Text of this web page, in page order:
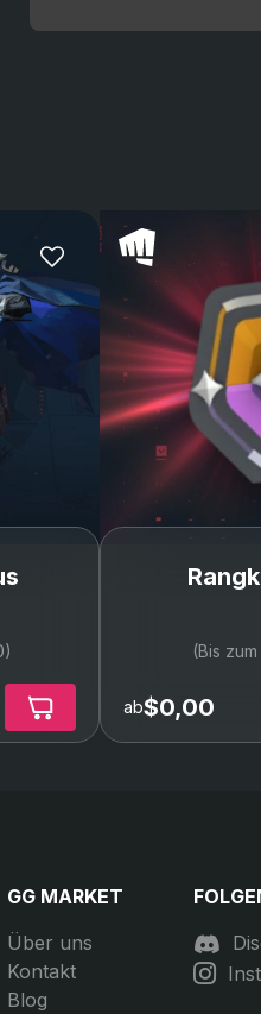
(Bis
ab$0,00
GG MARKET
Über uns
Kontakt
Blog